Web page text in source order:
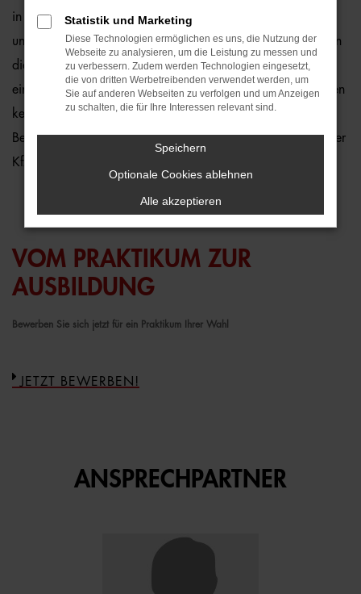
in die Aufgaben unserer Verkaufsberater/innen bis hin zu
unseren Werkstätten und Servicebereichen. Wir bieten Ihnen
die einzigartige Chance, die Arbeits- und Tagesabläufe in
einem großen und ständig wachsenden Familienunternehmen
kennenzulernen und nützliches Wissen für Ihre eigene
Berufskarriere zu sammeln, auch wenn Sie später nicht in der
Kfz-Branche arbeiten sollten.
VOM PRAKTIKUM ZUR
AUSBILDUNG
Bewerben Sie sich jetzt für ein Praktikum Ihrer Wahl
JETZT BEWERBEN!
ANSPRECHPARTNER
Statistik und Marketing
Diese Technologien ermöglichen es uns, die Nutzung der
Webseite zu analysieren, um die Leistung zu messen und
zu verbessern. Zudem werden Technologien eingesetzt,
die von dritten Werbetreibenden verwendet werden, um
Sie auf anderen Webseiten zu verfolgen und um Anzeigen
zu schalten, die für Ihre Interessen relevant sind.
Speichern
Optionale Cookies ablehnen
Alle akzeptieren